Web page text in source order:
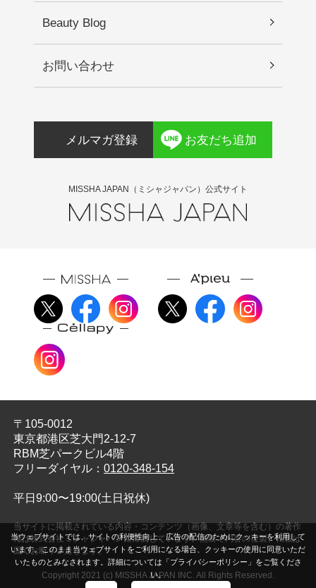
当ウェブサイトでは、サイトの利便性向上、広告の配信のためにクッキーを利用して
います。このまま当ウェブサイトをご利用になる場合、クッキーの使用に同意いただ
いたものとみなされます。詳細については「プライバシーポリシー」をご覧くださ
い。
Beauty Blog
お問い合わせ
メルマガ登録 お友だち追加
MISSHA JAPAN（ミシャジャパン）公式サイト
〒105-0012
東京都港区芝大門2-12-7
RBM芝パークビル4階
フリーダイヤル：0120-348-154
平日9:00〜19:00(土日祝休)
当サイトに掲載されている内容・コンテンツ（画像、文章等を含む）の著作
権は株式会社ミシャジャパンに帰属しています。無断で内容の複製、転載は
固くお断りいたします。
Copyright 2021 (c) MISSHA JAPAN INC. All Rights Reserved.